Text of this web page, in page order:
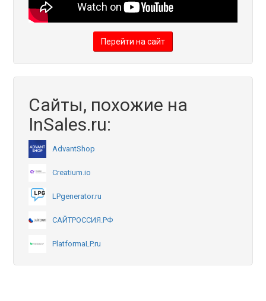
Перейти на сайт
Сайты, похожие на
InSales.ru:
AdvantShop
Creatium.io
LPgenerator.ru
САЙТРОССИЯ.РФ
PlatformaLP.ru